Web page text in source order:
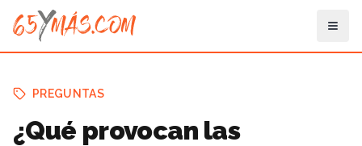
PREGUNTAS
¿Qué provocan las